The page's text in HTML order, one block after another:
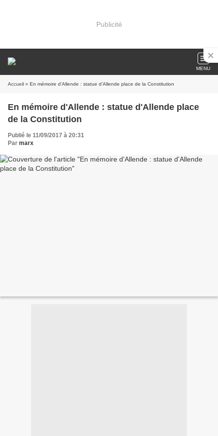
Publicité
MENU
Accueil » En mémoire d'Allende : statue d'Allende place de la Constitution
En mémoire d'Allende : statue d'Allende place
de la Constitution
Publié le 11/09/2017 à 20:31
Par marx